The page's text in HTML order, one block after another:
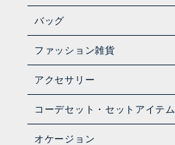
バッグ
ファッション雑貨
アクセサリー
コーデセット・セットアイテム
オケージョン